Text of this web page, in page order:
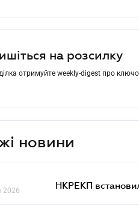
на розсилку
отримуйте weekly-digest про
новини
2026
НКРЕКП